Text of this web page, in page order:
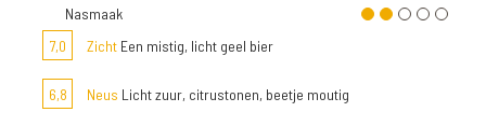
Nasmaak
7,0
Zicht Een mistig, licht geel bier
6,8 Neus Licht zuur, citrustonen, beetje moutig